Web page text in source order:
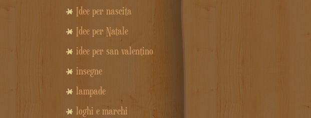
Idee per nascita
Idee per Natale
idee per san valentino
insegne
lampade
loghi e marchi